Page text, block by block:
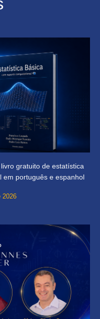
gratuito de estatística
em português e espanhol
2026